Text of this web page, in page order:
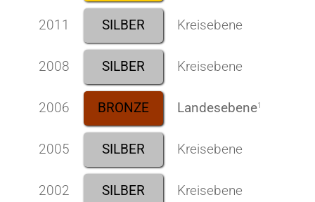
2011 SILBER Kreisebene
2008 SILBER Kreisebene
2006 BRONZE Landesebene1
2005 SILBER Kreisebene
2002 SILBER Kreisebene